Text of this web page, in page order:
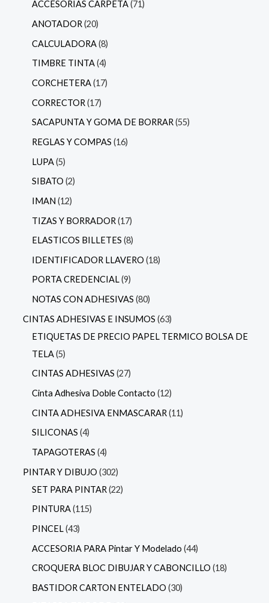
ACCESORIAS CARPETA 71
ANOTADOR 20
CALCULADORA 8
TIMBRE TINTA 4
CORCHETERA 17
CORRECTOR 17
SACAPUNTA Y GOMA DE BORRAR 55
REGLAS Y COMPAS 16
LUPA 5
SIBATO 2
IMAN 12
TIZAS Y BORRADOR 17
ELASTICOS BILLETES 8
IDENTIFICADOR LLAVERO 18
PORTA CREDENCIAL 9
NOTAS CON ADHESIVAS 80
CINTAS ADHESIVAS E INSUMOS 63
ETIQUETAS DE PRECIO PAPEL TERMICO BOLSA DE
TELA 5
CINTAS ADHESIVAS 27
Cinta Adhesiva Doble Contacto 12
CINTA ADHESIVA ENMASCARAR 11
SILICONAS 4
TAPAGOTERAS 4
PINTAR Y DIBUJO 302
SET PARA PINTAR 22
PINTURA 115
PINCEL 43
ACCESORIA PARA Pintar Y Modelado 44
CROQUERA BLOC DIBUJAR Y CABONCILLO 18
BASTIDOR CARTON ENTELADO 30